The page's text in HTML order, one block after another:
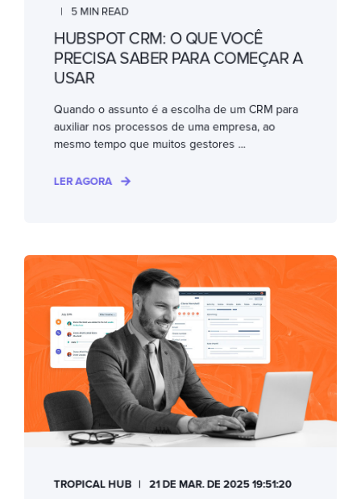
5 MIN READ
HUBSPOT CRM: O QUE VOCÊ
PRECISA SABER PARA COMEÇAR A
USAR
Quando o assunto é a escolha de um CRM para
auxiliar nos processos de uma empresa, ao
mesmo tempo que muitos gestores ...
LER AGORA
TROPICAL HUB
21 DE MAR. DE 2025 19:51:20